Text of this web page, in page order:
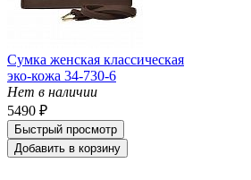
Сумка женская классическая
эко-кожа 34-730-6
Нет в наличии
5490 ₽
Быстрый просмотр
Добавить в корзину